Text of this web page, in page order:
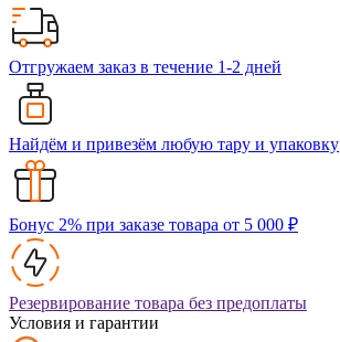
Отгружаем заказ в течение 1-2 дней
Найдём и привезём любую тару и упаковку
Бонус 2% при заказе товара от 5 000 ₽
Резервирование товара без предоплаты
Условия и гарантии